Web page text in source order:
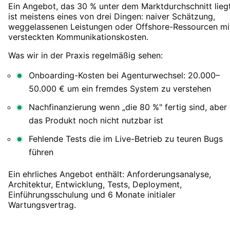
Ein Angebot, das 30 % unter dem Marktdurchschnitt
ist meistens eines von drei Dingen: naiver Schätzung,
weggelassenen Leistungen oder Offshore-Ressourcen
versteckten Kommunikationskosten.
Was wir in der Praxis regelmäßig sehen:
Onboarding-Kosten bei Agenturwechsel: 20.000–
50.000 € um ein fremdes System zu verstehen
Nachfinanzierung wenn „die 80 %" fertig sind, aber
das Produkt noch nicht nutzbar ist
Fehlende Tests die im Live-Betrieb zu teuren Bugs
führen
Ein ehrliches Angebot enthält: Anforderungsanalyse,
Architektur, Entwicklung, Tests, Deployment,
Einführungsschulung und 6 Monate initialer
Wartungsvertrag.